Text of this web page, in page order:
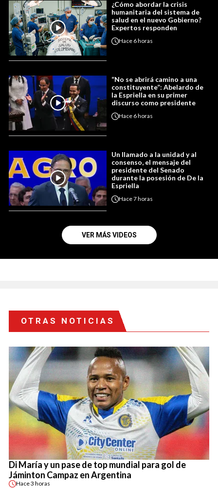
¿Cómo abordar la crisis
humanitaria del sistema de
salud en el nuevo Gobierno?
Expertos responden
Hace 6 horas
“No se abrirá camino a una
constituyente”: Abelardo de
la Espriella en su primer
discurso como presidente
Hace 6 horas
Un llamado a la unidad y al
consenso, el mensaje del
presidente del Senado
durante la posesión de De la
Espriella
Hace7 horas
VER MÁS VIDEOS
OTRAS NOTICIAS
Di María y un pase de top mundial para gol de
Jáminton Campaz en Argentina
Hace3 horas